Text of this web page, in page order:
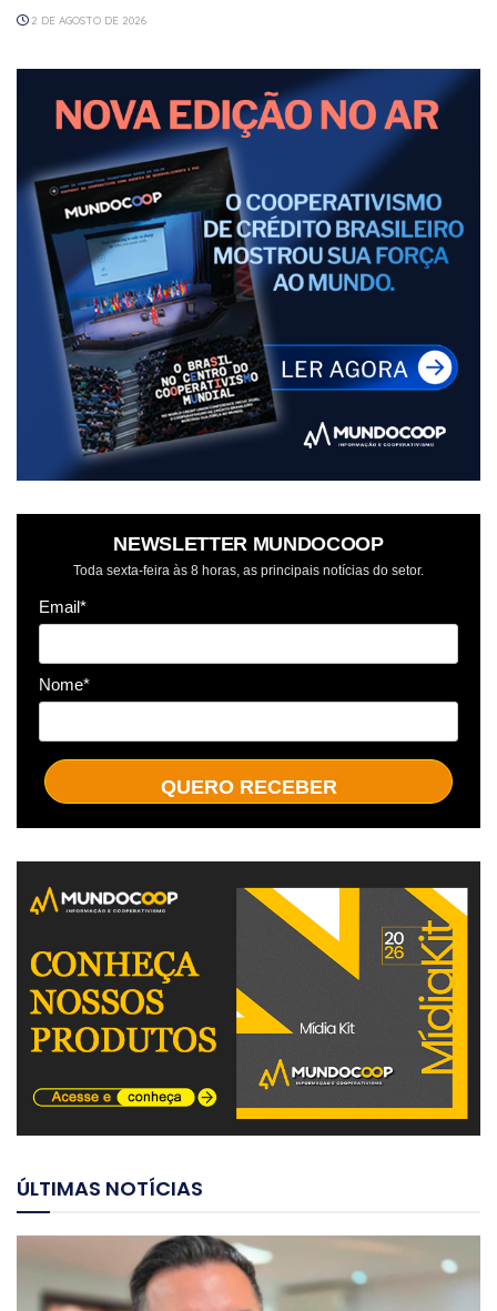
2 DE AGOSTO DE 2026
NEWSLETTER MUNDOCOOP
Toda sexta-feira às 8 horas, as principais notícias do setor.
Email*
Nome*
QUERO RECEBER
ÚLTIMAS NOTÍCIAS